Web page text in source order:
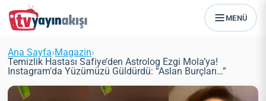
MENÜ
Ana Sayfa›Magazin›
Temizlik Hastası Safiye’den Astrolog Ezgi Mola’ya!
Instagram’da Yüzümüzü Güldürdü: “Aslan Burçları…”